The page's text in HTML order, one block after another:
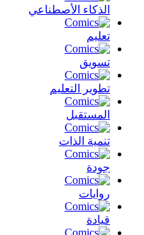
الذكاء الأصطناعي
تعليم
تسويق
تطوير التعليم
المستقبل
تنمية الذات
جودة
روايات
قيادة